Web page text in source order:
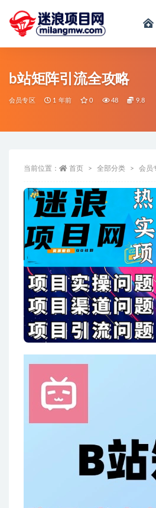
b站矩阵引流全攻略
会员专区 1 年前 0 48 9.8
当前位置： 首页 全部分类 会员